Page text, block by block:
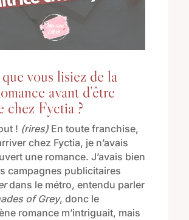
vous lisiez de la
avant d’être
chez Fyctia ?
! (rires)En toute franchise,
chez Fyctia, je n’avais
une romance. J’avais bien
campagnes publicitaires
dans le métro, entendu parler
of Grey, donc le
romance m’intriguait, mais